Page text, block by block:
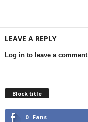
LEAVE A REPLY
Log in to leave a comment
Block title
0 Fans